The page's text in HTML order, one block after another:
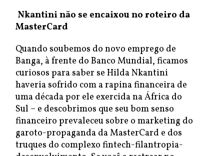
Nkantini não se encaixou no roteiro da
MasterCard
Quando soubemos do novo emprego de
Banga, à frente do Banco Mundial, ficamos
curiosos para saber se Hilda Nkantini
haveria sofrido com a rapina financeira de
uma década por ele exercida na África do
Sul – e descobrimos que seu bom senso
financeiro prevaleceu sobre o marketing do
garoto-propaganda da MasterCard e dos
truques do complexo fintech-filantropia-